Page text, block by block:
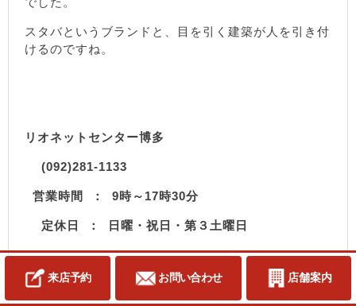
来店予約 お問い合わせ 店舗案内
スタバというブランドと、目を引く建築が人を引き付
けるのですね。
リオネットセンター博多
(092)281-1133
営業時間 ： 9時～17時30分
定休日 ： 日曜・祝日・第３土曜日